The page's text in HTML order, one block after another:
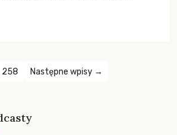
klimatycznych. Wymagać to będzie
258 Następne wpisy →